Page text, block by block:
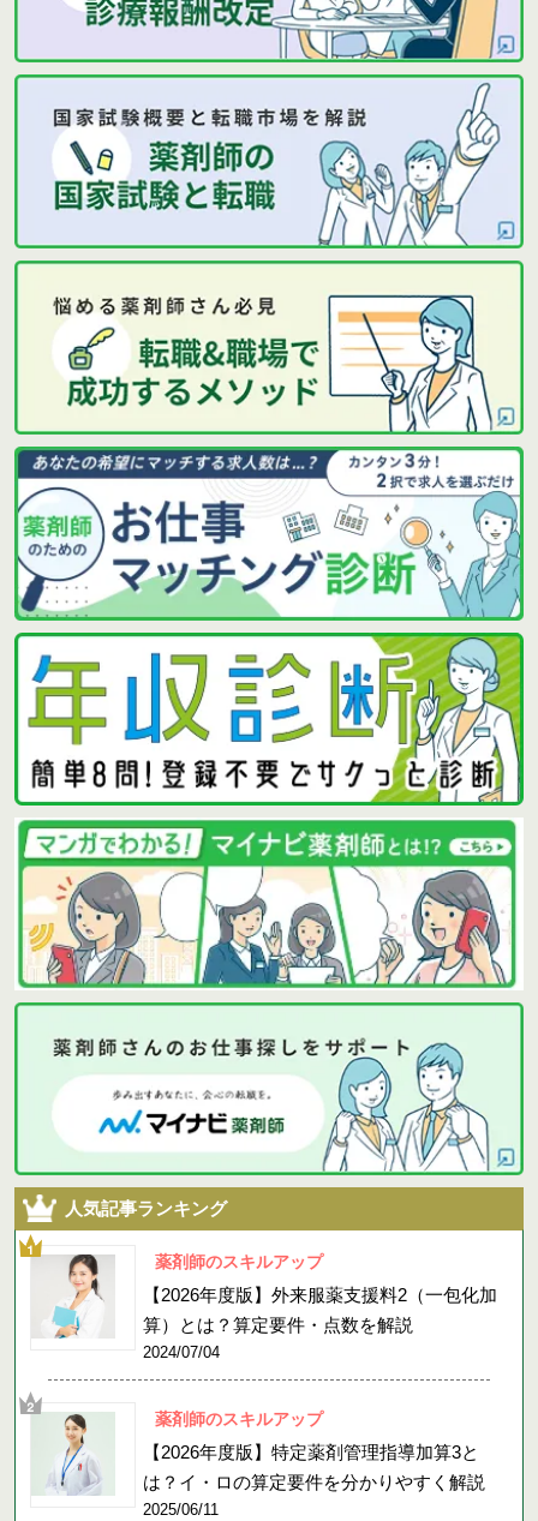
人気記事ランキング
薬剤師のスキルアップ
【2026年度版】外来服薬支援料2（一包化加
算）とは？算定要件・点数を解説
2024/07/04
薬剤師のスキルアップ
【2026年度版】特定薬剤管理指導加算3と
は？イ・ロの算定要件を分かりやすく解説
2025/06/11